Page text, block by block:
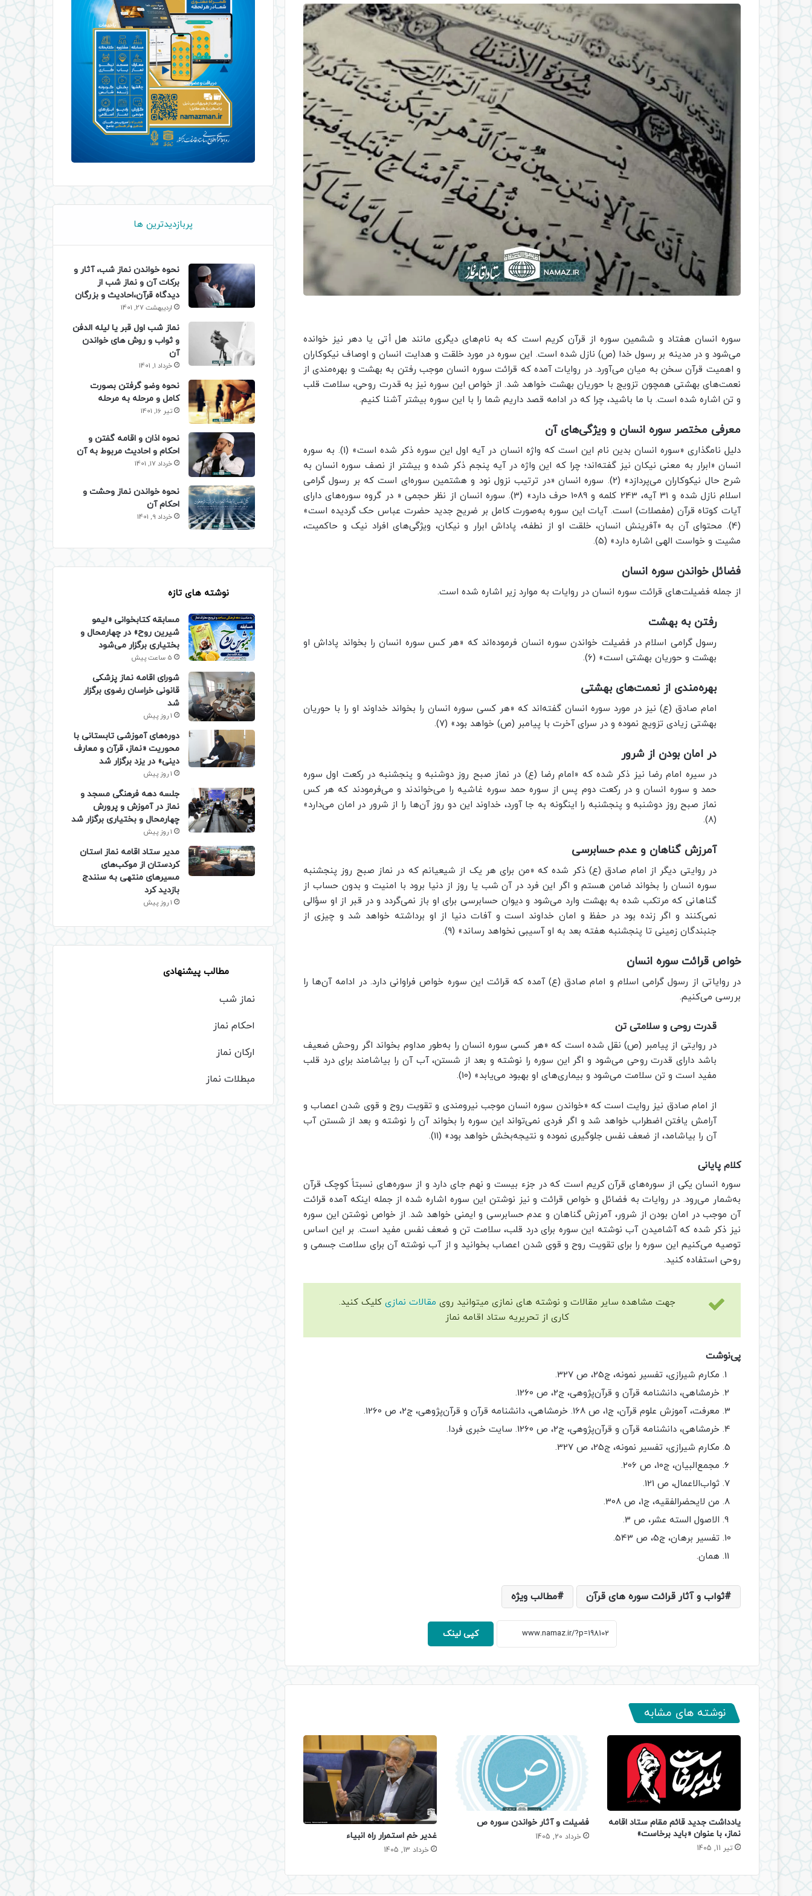
سوره انسان هفتاد و ششمین سوره از قرآن کریم است که به نام‌های دیگری مانند هل أتی یا دهر نیز خوانده
می‌شود و در مدینه بر رسول خدا (ص) نازل شده است. این سوره در مورد خلقت و هدایت انسان و اوصاف نیکوکاران
و اهمیت قرآن سخن به میان می‌آورد. در روایات آمده که قرائت سوره انسان موجب رفتن به بهشت و بهره‌مندی از
نعمت‌های بهشتی همچون تزویج با حوریان بهشت خواهد شد. از خواص این سوره نیز به قدرت روحی، سلامت قلب
و تن اشاره شده است. با ما باشید، چرا که در ادامه قصد داریم شما را با این سوره بیشتر آشنا کنیم.
معرفی مختصر سوره انسان و ویژگی‌های آن
دلیل نامگذاری «سوره انسان بدین نام این است که واژه انسان در آیه اول این سوره ذکر شده است» (1). به سوره
انسان «ابرار به معنی نیکان نیز گفته‌اند؛ چرا که این واژه در آیه پنجم ذکر شده و بیشتر از نصف سوره انسان به
شرح حال نیکوکاران می‌پردازد» (2). سوره انسان «در ترتیب نزول نود و هشتمین سوره‌ای است که بر رسول گرامی
اسلام نازل شده و 31 آیه، 243 کلمه و 1089 حرف دارد» (3). سوره انسان از نظر حجمی « در گروه سوره‌های دارای
آیات کوتاه قرآن (مفصلات) است. آیات این سوره به‌صورت کامل بر ضریح جدید حضرت عباس حک گردیده است»
(4). محتوای آن به «آفرینش انسان، خلقت او از نطفه، پاداش ابرار و نیکان، ویژگی‌های افراد نیک و حاکمیت،
مشیت و خواست الهی اشاره دارد» (5).
فضائل خواندن سوره انسان
از جمله فضیلت‌های قرائت سوره انسان در روایات به موارد زیر اشاره شده است.
رفتن به بهشت
رسول گرامی اسلام در فضیلت خواندن سوره انسان فرموده‌اند که «هر کس سوره انسان را بخواند پاداش او
بهشت و حوریان بهشتی است» (6).
بهره‌مندی از نعمت‌های بهشتی
امام صادق (ع) نیز در مورد سوره انسان گفته‌اند که «هر کسی سوره انسان را بخواند خداوند او را با حوریان
بهشتی زیادی تزویج نموده و در سرای آخرت با پیامبر (ص) خواهد بود» (7).
در امان بودن از شرور
در سیره امام رضا نیز ذکر شده که «امام رضا (ع) در نماز صبح روز دوشنبه و پنجشنبه در رکعت اول سوره
حمد و سوره انسان و در رکعت دوم پس از سوره حمد سوره غاشیه را می‌خواندند و می‌فرمودند که هر کس
نماز صبح روز دوشنبه و پنجشنبه را اینگونه به جا آورد، خداوند این دو روز آن‌ها را از شرور در امان می‌دارد»
(8).
آمرزش گناهان و عدم حسابرسی
در روایتی دیگر از امام صادق (ع) ذکر شده که «من برای هر یک از شیعیانم که در نماز صبح روز پنجشنبه
سوره انسان را بخواند ضامن هستم و اگر این فرد در آن شب یا روز از دنیا برود با امنیت و بدون حساب از
گناهانی که مرتکب شده به بهشت وارد می‌شود و دیوان حسابرسی برای او باز نمی‌گردد و در قبر از او سؤالی
نمی‌کنند و اگر زنده بود در حفظ و امان خداوند است و آفات دنیا از او برداشته خواهد شد و چیزی از
جنبندگان زمینی تا پنجشنبه هفته بعد به او آسیبی نخواهد رساند» (9).
خواص قرائت سوره انسان
در روایاتی از رسول گرامی اسلام و امام صادق (ع) آمده که قرائت این سوره خواص فراوانی دارد. در ادامه آن‌ها را
بررسی می‌کنیم.
قدرت روحی و سلامتی تن
در روایتی از پیامبر (ص) نقل شده است که «هر کسی سوره انسان را به‌طور مداوم بخواند اگر روحش ضعیف
باشد دارای قدرت روحی می‌شود و اگر این سوره را نوشته و بعد از شستن، آب آن را بیاشامند برای درد قلب
مفید است و تن سلامت می‌شود و بیماری‌های او بهبود می‌یابد» (10).
از امام صادق نیز روایت است که «خواندن سوره انسان موجب نیرومندی و تقویت روح و قوی شدن اعصاب و
آرامش یافتن اضطراب خواهد شد و اگر فردی نمی‌تواند این سوره را بخواند آن را نوشته و بعد از شستن آب
آن را بیاشامد، از ضعف نفس جلوگیری نموده و نتیجه‌بخش خواهد بود» (11).
کلام پایانی
سوره انسان یکی از سوره‌های قرآن کریم است که در جزء بیست و نهم جای دارد و از سوره‌های نسبتاً کوچک قرآن
به‌شمار می‌رود. در روایات به فضائل و خواص قرائت و نیز نوشتن این سوره اشاره شده از جمله اینکه آمده قرائت
آن موجب در امان بودن از شرور، آمرزش گناهان و عدم حسابرسی و ایمنی خواهد شد. از خواص نوشتن این سوره
نیز ذکر شده که آشامیدن آب نوشته این سوره برای درد قلب، سلامت تن و ضعف نفس مفید است. بر این اساس
توصیه می‌کنیم این سوره را برای تقویت روح و قوی شدن اعصاب بخوانید و از آب نوشته آن برای سلامت جسمی و
روحی استفاده کنید.
جهت مشاهده سایر مقالات و نوشته های نمازی میتوانید روی مقالات نمازی کلیک کنید.
کاری از تحریریه ستاد اقامه نماز
پی‌نوشت
مکارم شیرازی، تفسیر نمونه، ج25، ص 327.
خرمشاهی، دانشنامه قرآن و قرآن‌پژوهی، ج2، ص 1260.
معرفت، آموزش علوم قرآن، ج1، ص 168. خرمشاهی، دانشنامه قرآن و قرآن‌پژوهی، ج2، ص 1260.
خرمشاهی، دانشنامه قرآن و قرآن‌پژوهی، ج2، ص 1260. سایت خبری فردا.
مکارم شیرازی، تفسیر نمونه، ج25، ص 327.
مجمع‌البیان، ج10، ص 206.
ثواب‌الاعمال، ص 121.
من لایحضرالفقیه، ج1، ص 308.
الاصول السته عشر، ص 3.
تفسیر برهان، ج5، ص 543.
همان.
ثواب و آثار قرائت سوره های قرآن مطالب ویژه
کپی لینک
نوشته های مشابه
یادداشت جدید قائم مقام ستاد اقامه
نماز، با عنوان «باید برخاست»
تیر 11, 1405
فضیلت و آثار خواندن سوره ص
خرداد 20, 1405 غدیر خم استمرار راه انبیاء
خرداد 13, 1405
پربازدیدترین ها
نحوه خواندن نماز شب، آثار و
برکات آن و نماز شب از
دیدگاه قرآن،احادیث و بزرگان
اردیبهشت 27, 1401
نماز شب اول قبر یا لیله الدفن
و ثواب و روش های خواندن
آن
خرداد 1, 1401
نحوه وضو گرفتن بصورت
کامل و مرحله به مرحله
تیر 16, 1401
نحوه اذان و اقامه گفتن و
احکام و احادیث مربوط به آن
خرداد 17, 1401
نحوه خواندن نماز وحشت و
احکام آن
خرداد 9, 1401
نوشته های تازه
مسابقه کتابخوانی «لیمو
شیرین روح» در چهارمحال و
بختیاری برگزار می‌شود
5 ساعت پیش
شورای اقامه نماز پزشکی
قانونی خراسان رضوی برگزار
شد
1 روز پیش
دوره‌های آموزشی تابستانی با
محوریت «نماز، قرآن و معارف
دینی» در یزد برگزار شد
1 روز پیش
جلسه دهه فرهنگی مسجد و
نماز در آموزش و پرورش
چهارمحال و بختیاری برگزار شد
1 روز پیش
مدیر ستاد اقامه نماز استان
کردستان از موکب‌های
مسیرهای منتهی به سنندج
بازدید کرد
1 روز پیش
مطالب پیشنهادی
نماز شب
احکام نماز
ارکان نماز
مبطلات نماز